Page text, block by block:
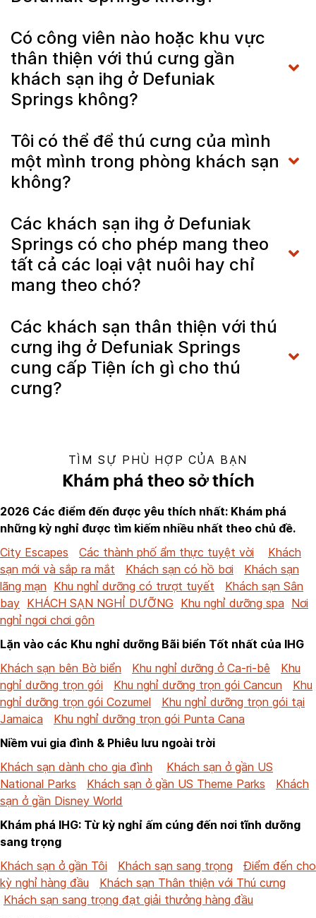
Có công viên nào hoặc khu vực
thân thiện với thú cưng gần
khách sạn ihg ở Defuniak
Springs không?
Tôi có thể để thú cưng của mình
một mình trong phòng khách sạn
không?
Các khách sạn ihg ở Defuniak
Springs có cho phép mang theo
tất cả các loại vật nuôi hay chỉ
mang theo chó?
Các khách sạn thân thiện với thú
cưng ihg ở Defuniak Springs
cung cấp Tiện ích gì cho thú
cưng?
TÌM SỰ PHÙ HỢP CỦA BẠN
Khám phá theo sở thích
2026 Các điểm đến được yêu thích nhất: Khám phá
những kỳ nghỉ được tìm kiếm nhiều nhất theo chủ đề.
City Escapes
Các thành phố ẩm thực tuyệt vời
Khách
sạn mới và sắp ra mắt
Khách sạn có hồ bơi
Khách sạn
lãng mạn Khu nghỉ dưỡng có trượt tuyết
Khách sạn Sân
bay KHÁCH SẠN NGHỈ DƯỠNG Khu nghỉ dưỡng spa Nơi
nghỉ ngơi chơi gôn
Lặn vào các Khu nghỉ dưỡng Bãi biển Tốt nhất của IHG
Khách sạn bên Bờ biển
Khu nghỉ dưỡng ở Ca-ri-bê
Khu
nghỉ dưỡng trọn gói
Khu nghỉ dưỡng trọn gói Cancun
Khu
nghỉ dưỡng trọn gói Cozumel
Khu nghỉ dưỡng trọn gói tại
Jamaica
Khu nghỉ dưỡng trọn gói Punta Cana
Niềm vui gia đình & Phiêu lưu ngoài trời
Khách sạn dành cho gia đình
Khách sạn ở gần US
National Parks
Khách sạn ở gần US Theme Parks
Khách
sạn ở gần Disney World
Khám phá IHG: Từ kỳ nghỉ ấm cúng đến nơi tĩnh dưỡng
sang trọng
Khách sạn ở gần Tôi
Khách sạn sang trọng
Điểm đến cho
kỳ nghỉ hàng đầu
Khách sạn Thân thiện với Thú cưng
Khách sạn sang trọng đạt giải thưởng hàng đầu